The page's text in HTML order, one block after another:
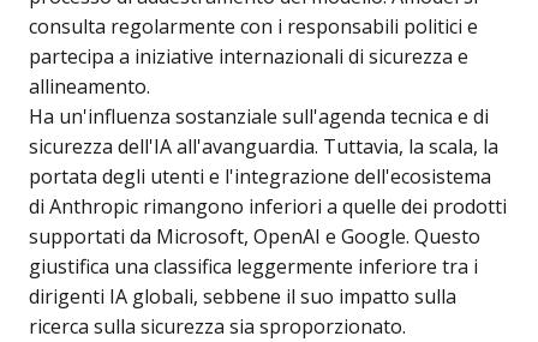
consulta regolarmente con i responsabili politici e
partecipa a iniziative internazionali di sicurezza e
allineamento.
Ha un'influenza sostanziale sull'agenda tecnica e di
sicurezza dell'IA all'avanguardia. Tuttavia, la scala, la
portata degli utenti e l'integrazione dell'ecosistema
di Anthropic rimangono inferiori a quelle dei prodotti
supportati da Microsoft, OpenAI e Google. Questo
giustifica una classifica leggermente inferiore tra i
dirigenti IA globali, sebbene il suo impatto sulla
ricerca sulla sicurezza sia sproporzionato.